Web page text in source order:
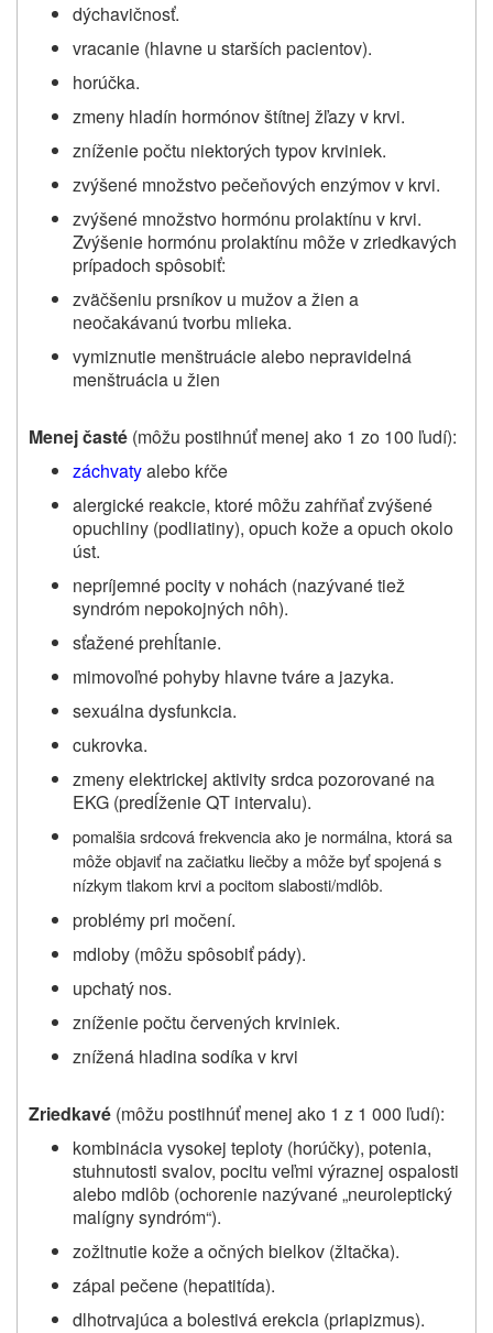
dýchavičnosť.
vracanie (hlavne u starších pacientov).
horúčka.
zmeny hladín hormónov štítnej žľazy v krvi.
zníženie počtu niektorých typov krviniek.
zvýšené množstvo pečeňových enzýmov v krvi.
zvýšené množstvo hormónu prolaktínu v krvi.
Zvýšenie hormónu prolaktínu môže v zriedkavých
prípadoch spôsobiť:
zväčšeniu prsníkov u mužov a žien a
neočakávanú tvorbu mlieka.
vymiznutie menštruácie alebo nepravidelná
menštruácia u žien
Menej časté (môžu postihnúť menej ako 1 zo 100 ľudí):
záchvatyalebo kŕče
alergické reakcie, ktoré môžu zahŕňať zvýšené
opuchliny (podliatiny), opuch kože a opuch okolo
úst.
nepríjemné pocity v nohách (nazývané tiež
syndróm nepokojných nôh).
sťažené prehĺtanie.
mimovoľné pohyby hlavne tváre a jazyka.
sexuálna dysfunkcia.
cukrovka.
zmeny elektrickej aktivity srdca pozorované na
EKG (predĺženie QT intervalu).
pomalšia srdcová frekvencia ako je normálna, ktorása
môže objaviť na začiatku liečbya môže byť spojená s
nízkym tlakom krvi a pocitom slabosti/mdlôb.
problémy pri močení.
mdloby (môžu spôsobiť pády).
upchatý nos.
zníženie počtu červených krviniek.
znížená hladina sodíka v krvi
Zriedkavé (môžu postihnúť menej ako 1 z 1 000 ľudí):
kombinácia vysokej teploty (horúčky), potenia,
stuhnutosti svalov, pocitu veľmi výraznej ospalosti
alebo mdlôb (ochorenie nazývané „neuroleptický
malígny syndróm“).
zožltnutie kože a očných bielkov (žltačka).
zápal pečene (hepatitída).
dlhotrvajúca a bolestivá erekcia (priapizmus).